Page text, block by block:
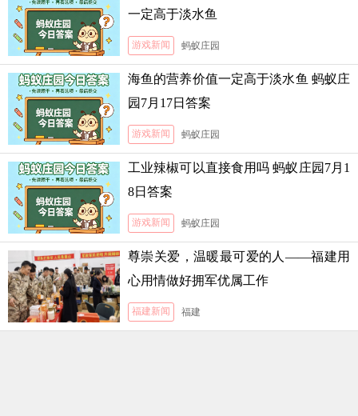
一定高于淡水鱼
游戏新闻 蚂蚁庄园
海鱼的营养价值一定高于淡水鱼 蚂蚁庄
园7月17日答案
游戏新闻 蚂蚁庄园
工业辣椒可以直接食用吗 蚂蚁庄园7月1
8日答案
游戏新闻 蚂蚁庄园
尊崇关爱，温暖最可爱的人——福建用
心用情做好拥军优属工作
福建新闻 福建